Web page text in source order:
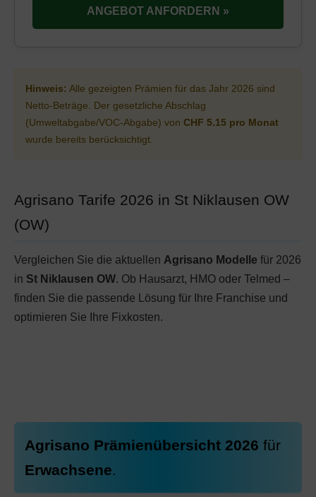
ANGEBOT ANFORDERN »
Hinweis: Alle gezeigten Prämien für das Jahr 2026 sind
Netto-Beträge. Der gesetzliche Abschlag
(Umweltabgabe/VOC-Abgabe) von CHF 5.15 pro Monat
wurde bereits berücksichtigt.
Agrisano Tarife 2026 in St Niklausen OW
(OW)
Vergleichen Sie die aktuellen Agrisano Modelle für 2026
in St Niklausen OW. Ob Hausarzt, HMO oder Telmed –
finden Sie die passende Lösung für Ihre Franchise und
optimieren Sie Ihre Fixkosten.
Agrisano Prämienübersicht 2026 für
Erwachsene.